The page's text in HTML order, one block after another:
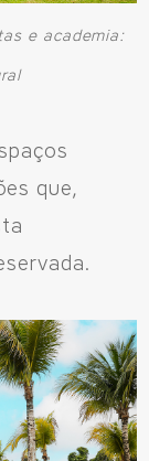
e academia:
que,